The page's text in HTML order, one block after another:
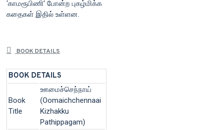
‘காமரூபிணி’ போன்ற புகழ்மிக்க
கதைகள் இதில் உள்ளன.
BOOK DETAILS
BOOK DETAILS
Book
Title
ஊமைச்செந்நாய்
(Oomaichchennaai
Kizhakku
Pathippagam)